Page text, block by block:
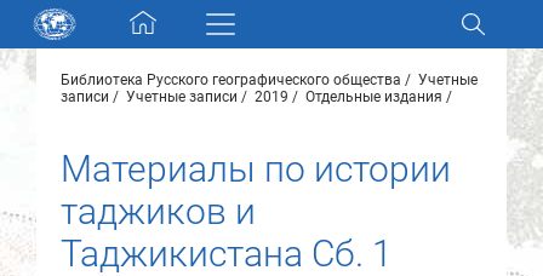
Skip navigation
Разделы и коллекции
Электронный каталог
Новости
Библиотека Русского географического общества
Учетные
записи
Учетные записи 2019 Отдельные издания
Материалы по истории
таджиков и
Таджикистана Сб. 1